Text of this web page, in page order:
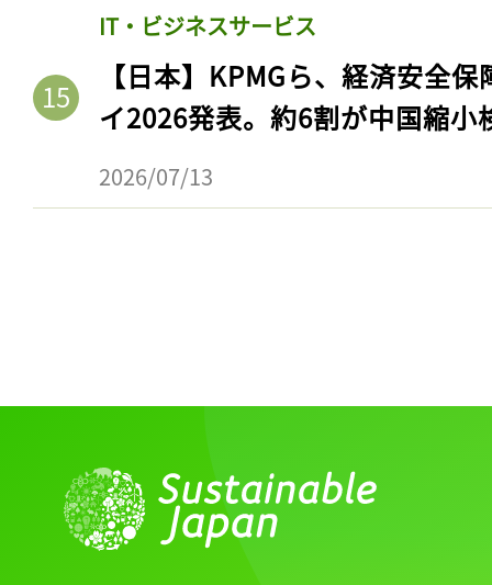
IT・ビジネスサービス
【日本】KPMGら、経済安全
イ2026発表。約6割が中国縮小
2026/07/13
会員登録